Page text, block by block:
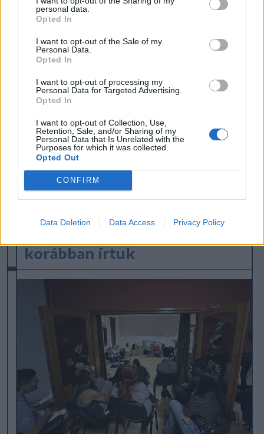
personal data.
Opted In
I want to opt-out of the Sale of my
Personal Data.
Opted In
I want to opt-out of processing my
Personal Data for Targeted Advertising.
Opted In
I want to opt-out of Collection, Use,
Retention, Sale, and/or Sharing of my
Personal Data that Is Unrelated with the
Purposes for which it was collected.
Opted Out
CONFIRM
Data Deletion Data Access Privacy Policy
Az Év Zöld Előrelépése
A profi zsűrit – akik kilétét a szervezők
szeptember végén leplezik le – magyar
szakemberek alkotják. A nyerteseket nemcsak
rangos díjátadóval ünnepelik meg, de több
százezer forint értékű nyereményekkel is
jutalmazzák.
A Vegan Summitról további információkat a
rendezvény hivatalosweboldalán
korábban írtuk